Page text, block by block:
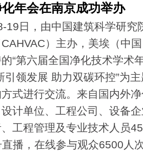
年会在南京成功举办
19日，由中国建筑科学研究
）主办，美埃（中
“第六届全国净化技术学术
引领发展 助力双碳环控”为
式进行交流。来自国内外
计单位、工程公司、设备
工程管理及专业技术人员
直播，在线参与观众6500人